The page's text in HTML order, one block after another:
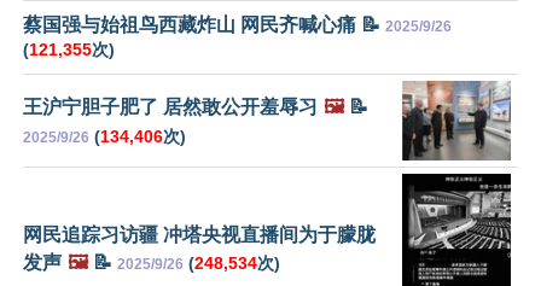
蔡国强与始祖鸟西藏炸山 网民齐喊心痛 📝 2025/9/26
(121,355次)
王沪宁胆子肥了 居然敢公开羞辱习 🖼️📝
2025/9/26 (134,406次)
网民追踪习访疆 冲塔央视直播间为于朦胧
发声 🖼️📝 2025/9/26 (248,534次)